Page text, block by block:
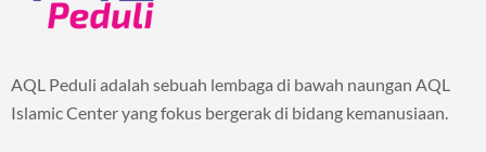
AQL Peduli adalah sebuah lembaga di bawah naungan AQL
Islamic Center yang fokus bergerak di bidang kemanusiaan.